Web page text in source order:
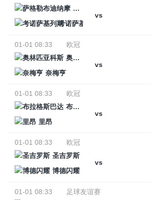
萨格勒布迪纳摩
vs
考诺萨基列斯
01-01 08:33
欧冠
奥林匹亚科斯
vs
奈梅亨
01-01 08:33
欧冠
布拉格斯巴达
vs
里昂
01-01 08:33
欧冠
圣吉罗斯
vs
博德闪耀
01-01 08:33
足球友谊赛